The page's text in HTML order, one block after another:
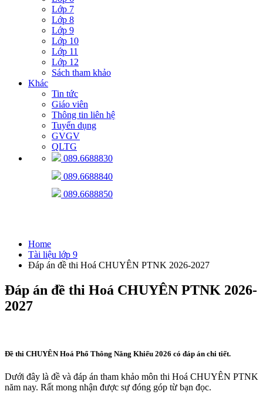
Lớp 7
Lớp 8
Lớp 9
Lớp 10
Lớp 11
Lớp 12
Sách tham khảo
Khác
Tin tức
Giáo viên
Thông tin liên hệ
Tuyển dụng
GVGV
QLTG
089.6688830
089.6688840
089.6688850
Home
Tài liệu lớp 9
Đáp án đề thi Hoá CHUYÊN PTNK 2026-2027
Đáp án đề thi Hoá CHUYÊN PTNK 2026-
2027
Đề thi CHUYÊN Hoá Phổ Thông Năng Khiếu 2026 có đáp án chi tiết.
Dưới đây là đề và đáp án tham khảo môn thi Hoá CHUYÊN PTNK
năm nay. Rất mong nhận được sự đóng góp từ bạn đọc.